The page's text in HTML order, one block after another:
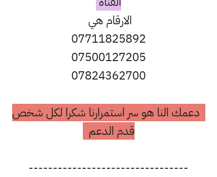
الارقام هي
07711825892
07500127205
07824362700
دعمك النا هو سر استمرارنا شكرا لكل شخص
قدم الدعم
---------------------------------